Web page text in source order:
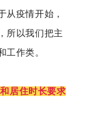
从疫情开始，
，所以我们把主
工作类。
居住时长要求